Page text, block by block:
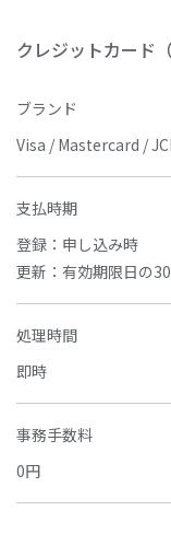
クレジットカード
ブランド
Visa / Mastercard /
支払時期
登録：申し込み時
更新：有効期限日の
処理時間
即時
事務手数料
0円